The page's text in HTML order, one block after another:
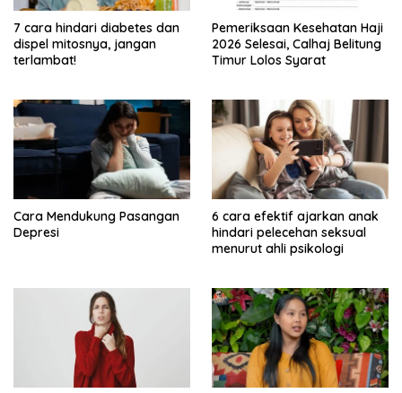
7 cara hindari diabetes dan
dispel mitosnya, jangan
terlambat!
Pemeriksaan Kesehatan Haji
2026 Selesai, Calhaj Belitung
Timur Lolos Syarat
Cara Mendukung Pasangan
Depresi
6 cara efektif ajarkan anak
hindari pelecehan seksual
menurut ahli psikologi